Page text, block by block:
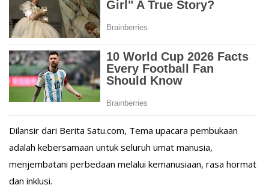
Dilansir dari Berita Satu.com, Tema upacara pembukaan
adalah kebersamaan untuk seluruh umat manusia,
menjembatani perbedaan melalui kemanusiaan, rasa hormat
dan inklusi.